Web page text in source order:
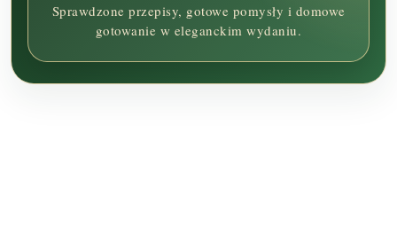
Sprawdzone przepisy, gotowe pomysły i domowe
gotowanie w eleganckim wydaniu.